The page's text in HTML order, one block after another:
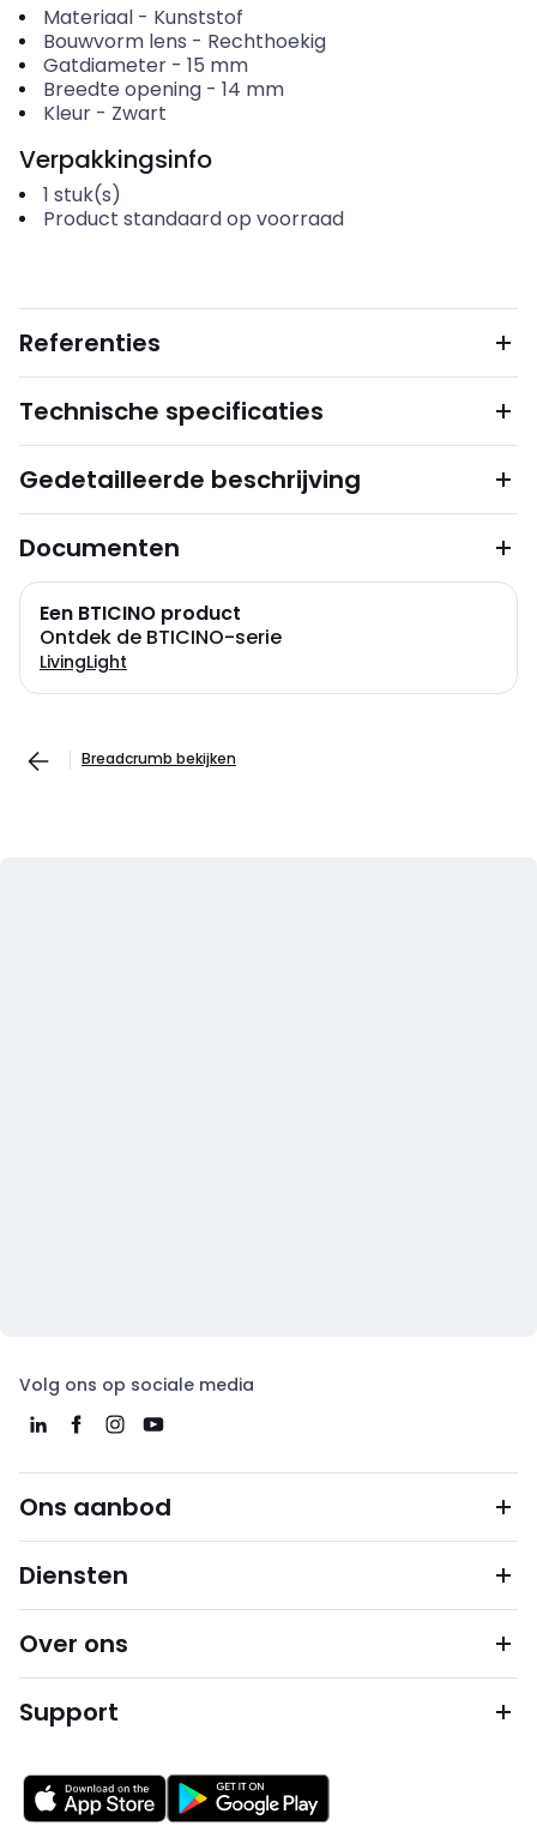
Materiaal- Kunststof
Bouwvorm lens - Rechthoekig
Gatdiameter- 15 mm
Breedte opening- 14 mm
Kleur- Zwart
Verpakkingsinfo
1 stuk(s)
Product standaard op voorraad
Referenties
Technische specificaties
Gedetailleerde beschrijving
Documenten
Een BTICINO product
Ontdek de BTICINO-serie
LivingLight
Breadcrumb bekijken
Volg ons op sociale media
Ons aanbod
Diensten
Over ons
Support